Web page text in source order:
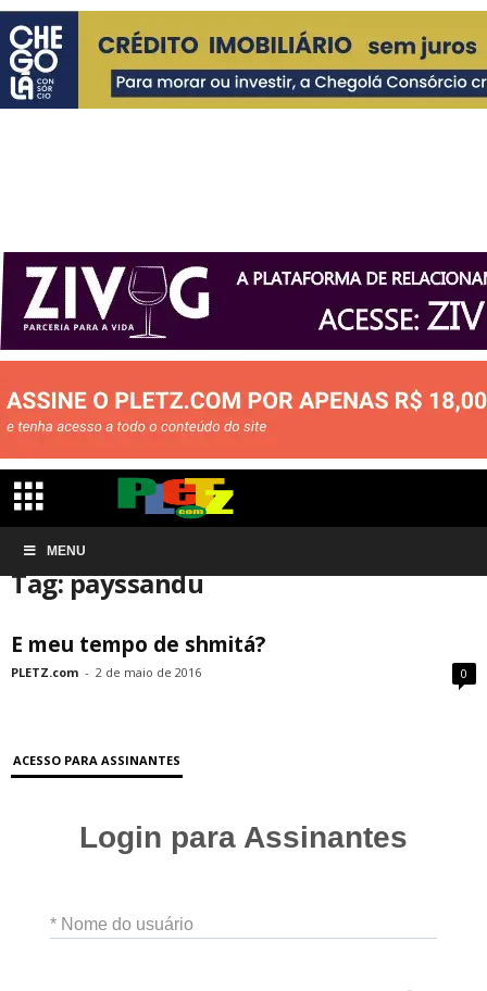
MENU
Início Tags
Tag: payssandu
E meu tempo de shmitá?
PLETZ.com - 2 de maio de 2016 0
ACESSO PARA ASSINANTES
Login para Assinantes
* Nome do usuário